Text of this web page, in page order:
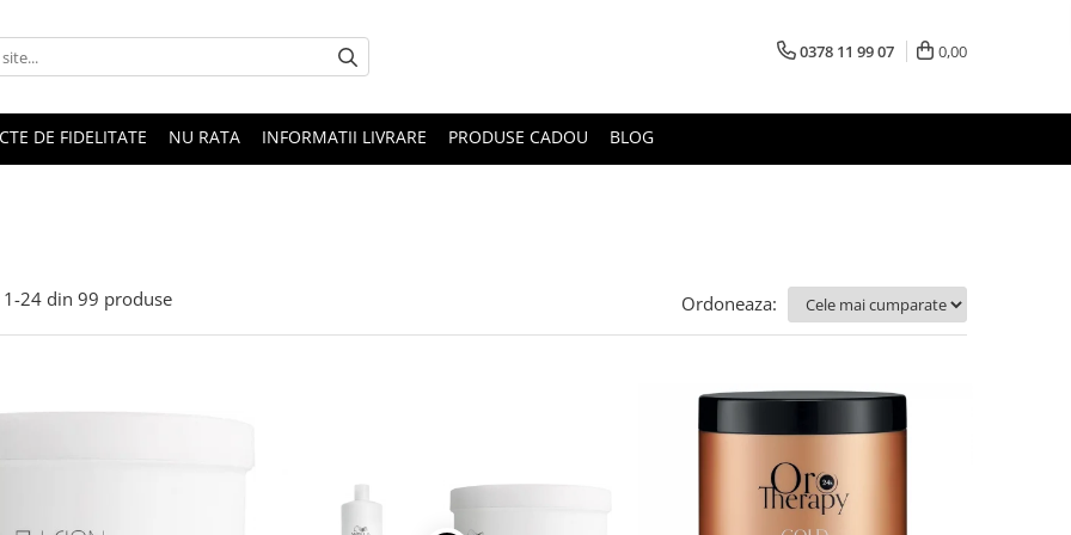
0378 11 99 07 0,00
DE FIDELITATE NU RATA INFORMATII LIVRARE PRODUSE CADOU BLOG
1-24 din 99 produse Ordoneaza: